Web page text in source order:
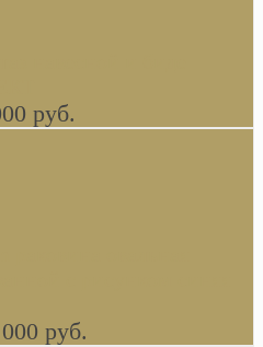
руб.
овальная
с рисунком синяя
руб.